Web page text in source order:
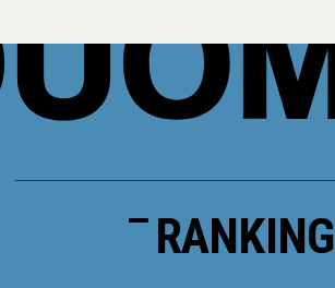
RANKING